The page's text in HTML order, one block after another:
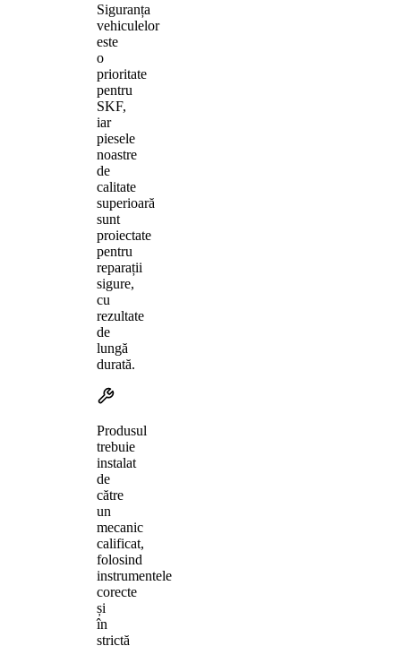
Siguranța
vehiculelor
este
o
prioritate
pentru
SKF,
iar
piesele
noastre
de
calitate
superioară
sunt
proiectate
pentru
reparații
sigure,
cu
rezultate
de
lungă
durată.
Produsul
trebuie
instalat
de
către
un
mecanic
calificat,
folosind
instrumentele
corecte
și
în
strictă